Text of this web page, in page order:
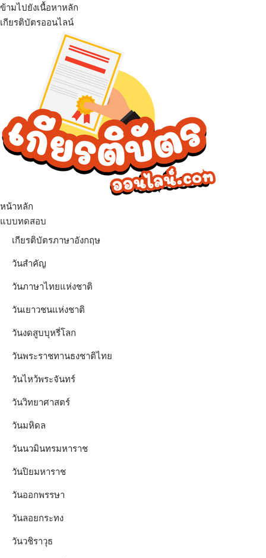
ข้ามไปยังเนื้อหาหลัก
เกียรติบัตรออนไลน์
เมนู
หน้าหลัก
แบบทดสอบ
เกียรติบัตรภาษาอังกฤษ
วันสำคัญ
วันภาษาไทยแห่งชาติ
วันเยาวชนแห่งชาติ
วันงดสูบบุหรี่โลก
วันพระราชทานธงชาติไทย
วันไหว้พระจันทร์​
วันวิทยาศาสตร์
วันมหิดล
วันนวมินทรมหาราช
วันปิยมหาราช
วันออกพรรษา
วันลอยกระทง
วันวชิราวุธ